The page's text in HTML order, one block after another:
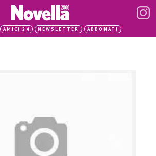
AMICI 24 NEWSLETTER ABBONATI